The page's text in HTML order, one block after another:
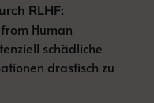
RLHF:
Human
schädliche
drastisch zu